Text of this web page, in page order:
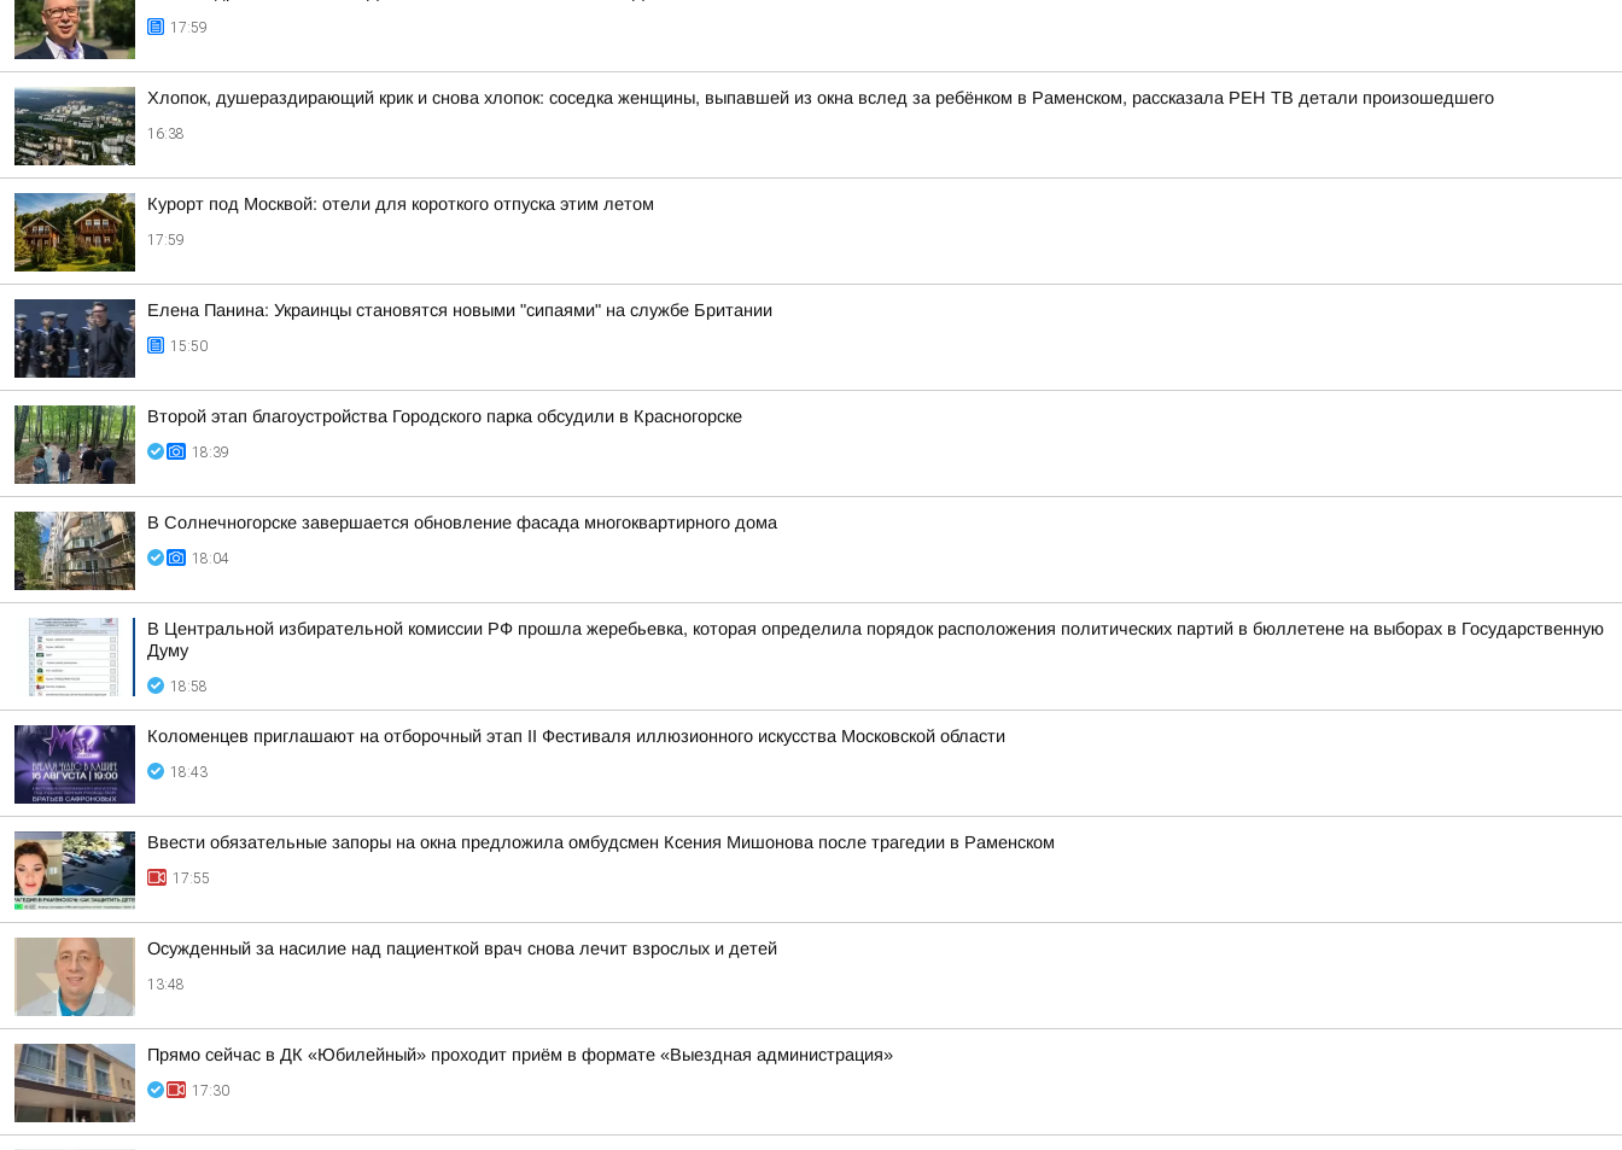
17:59
Хлопок, душераздирающий крик и снова хлопок: соседка женщины, выпавшей из окна вслед за ребёнком в Раменском, рассказала РЕН ТВ детали произошедшего
16:38
Курорт под Москвой: отели для короткого отпуска этим летом
17:59
Елена Панина: Украинцы становятся новыми "сипаями" на службе Британии
15:50
Второй этап благоустройства Городского парка обсудили в Красногорске
18:39
В Солнечногорске завершается обновление фасада многоквартирного дома
18:04
В Центральной избирательной комиссии РФ прошла жеребьевка, которая определила порядок расположения политических партий в бюллетене на выборах в Государственную
Думу
18:58
Коломенцев приглашают на отборочный этап II Фестиваля иллюзионного искусства Московской области
18:43
Ввести обязательные запоры на окна предложила омбудсмен Ксения Мишонова после трагедии в Раменском
17:55
Осужденный за насилие над пациенткой врач снова лечит взрослых и детей
13:48
Прямо сейчас в ДК «Юбилейный» проходит приём в формате «Выездная администрация»
17:30